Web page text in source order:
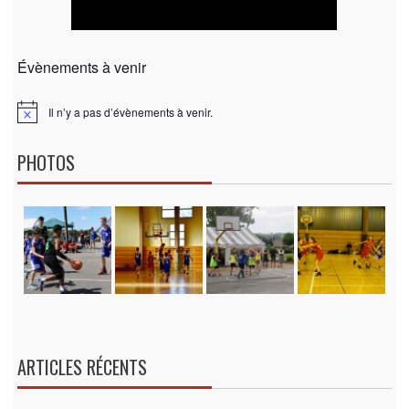
Évènements à venir
N
c
Il n’y a pas d’évènements à venir.
PHOTOS
ARTICLES RÉCENTS